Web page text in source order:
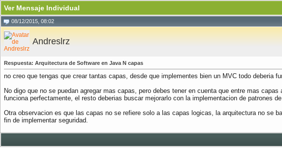
Ver Mensaje Individual
08/12/2015, 08:02
Andreslrz
Respuesta: Arquitectura de Software en Java N capas
no creo que tengas que crear tantas capas, desde que implementes bien un MVC todo deberia
No digo que no se puedan agregar mas capas, pero debes tener en cuenta que entre mas
funciona perfectamente, el resto deberias buscar mejorarlo con la implementacion de patrones
Otra observacion es que las capas no se refiere solo a las capas logicas, la arquitectura no se
fin de implementar seguridad.